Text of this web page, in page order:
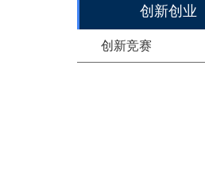
创新创业
创新竞赛